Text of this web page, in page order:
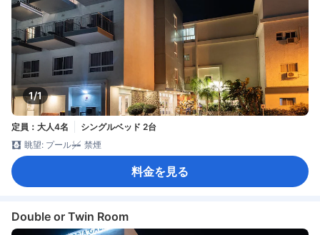
1/1
定員：大人4名
シングルベッド 2台
眺望: プール
禁煙
料金を見る
Double or Twin Room